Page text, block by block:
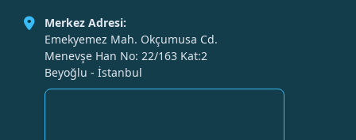
Merkez Adresi:
Emekyemez Mah. Okçumusa Cd.
Menevşe Han No: 22/163 Kat:2
Beyoğlu - İstanbul